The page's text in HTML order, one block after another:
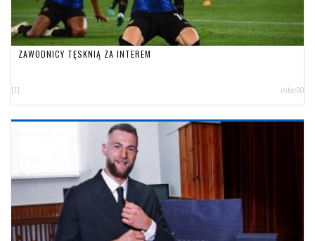
ZAWODNICY TĘSKNIĄ ZA INTEREM
[1] inter00